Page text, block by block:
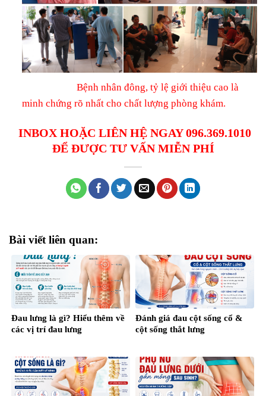
Bệnh nhân đông, tỷ lệ giới thiệu cao là
minh chứng rõ nhất cho chất lượng phòng khám.
INBOX HOẶC LIÊN HỆ NGAY 096.369.1010
ĐỂ ĐƯỢC TƯ VẤN MIỄN PHÍ
Bài viết liên quan:
Đau lưng là gì? Hiểu thêm về
các vị trí đau lưng
Đánh giá đau cột sống cổ &
cột sống thắt lưng